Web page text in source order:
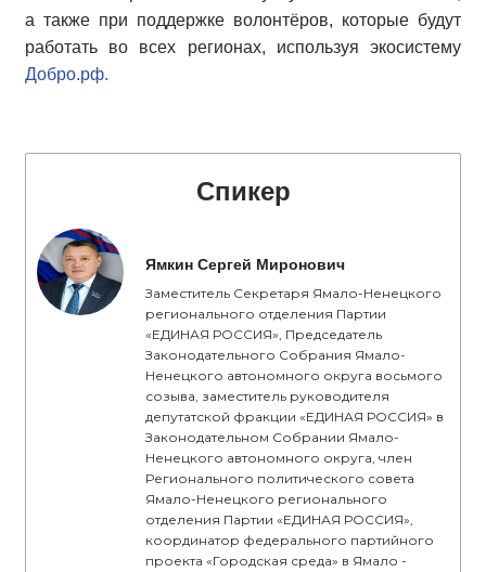
а также при поддержке волонтёров, которые будут
работать во всех регионах, используя экосистему
Добро.рф.
Спикер
Ямкин Сергей Миронович
Заместитель Секретаря Ямало-Ненецкого
регионального отделения Партии
«ЕДИНАЯ РОССИЯ», Председатель
Законодательного Собрания Ямало-
Ненецкого автономного округа восьмого
созыва, заместитель руководителя
депутатской фракции «ЕДИНАЯ РОССИЯ» в
Законодательном Собрании Ямало-
Ненецкого автономного округа, член
Регионального политического совета
Ямало-Ненецкого регионального
отделения Партии «ЕДИНАЯ РОССИЯ»,
координатор федерального партийного
проекта «Городская среда» в Ямало -